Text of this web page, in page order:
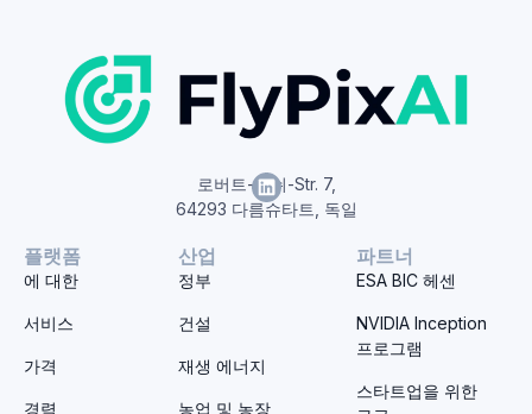
로버트-보쉬-Str. 7,
64293 다름슈타트, 독일
플랫폼
에 대한
서비스
가격
경력
산업
정부
건설
재생 에너지
농업 및 농장
파트너
ESA BIC 헤센
NVIDIA Inception
프로그램
스타트업을 위한